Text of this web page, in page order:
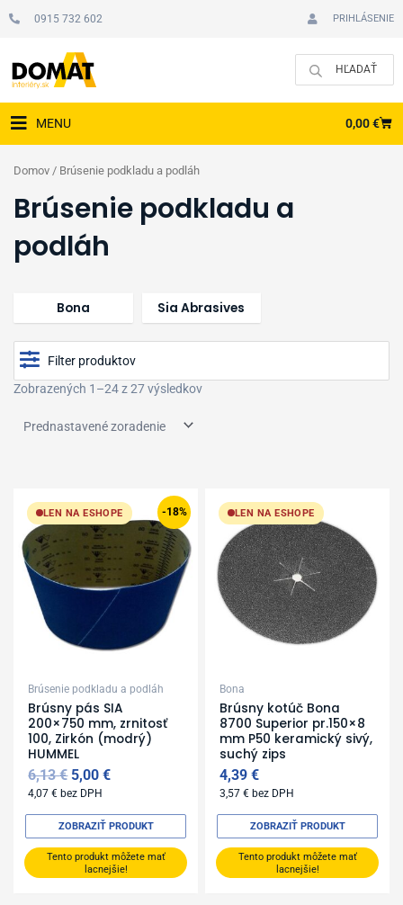
0915 732 602 PRIHLÁSENIE
MENU 0,00€
Domov / Brúsenie podkladu a podláh
Brúsenie podkladu a
podláh
Bona Sia Abrasives
Filter produktov
Zobrazených 1–24 z 27 výsledkov
-18%
LEN NA ESHOPE
Brúsenie podkladu a podláh
Brúsny pás SIA
200×750 mm, zrnitosť
100, Zirkón (modrý)
HUMMEL
6,13€
price
was:
6,13 €.
5,00€
price
is:
5,00 €.
4,07€ bez DPH
Tento produkt môžete mať
lacnejšie!
ZOBRAZIŤ PRODUKT
LEN NA ESHOPE
Bona
Brúsny kotúč Bona
8700 Superior pr.150×8
mm P50 keramický sivý,
suchý zips
4,39€
3,57€ bez DPH
Tento produkt môžete mať
lacnejšie!
ZOBRAZIŤ PRODUKT